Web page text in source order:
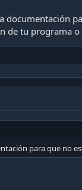
de tu programa
para que no